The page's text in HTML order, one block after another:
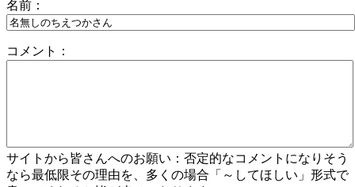
名前：
コメント：
サイトから皆さんへのお願い：否定的なコメントになりそう
なら最低限その理由を、多くの場合「～してほしい」形式で